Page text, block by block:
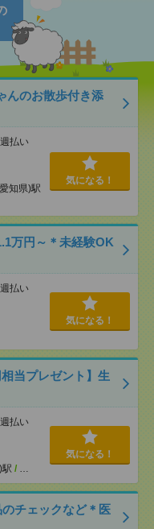
んのお散歩付き添
払い
知県)駅
気になる！
万円～＊未経験OK
払い
気になる！
当プレゼント】生
払い
駅 / …
気になる！
チェックなど＊医